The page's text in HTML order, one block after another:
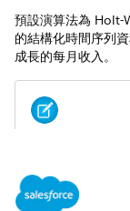
預設演算法為 Holt-
的結構化時間序列
成長的每月收入。
所有預測模型和演